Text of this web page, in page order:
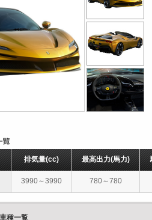
排気量(cc) 最高出力(馬力)
3990～3990 780～780
種一覧